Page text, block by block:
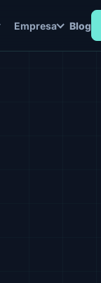
Empresa Blog